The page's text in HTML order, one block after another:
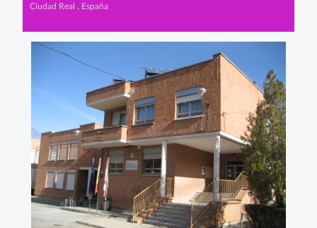
Ciudad Real , España